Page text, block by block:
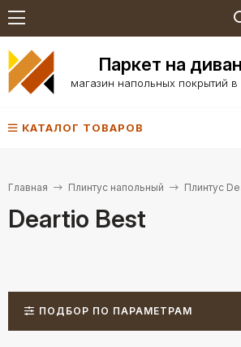
Паркет на
магазин напольных покрытий
КАТАЛОГ ТОВАРОВ
Главная Плинтус напольный Плинтус
Deartio Best
ПОДБОР ПО ПАРАМЕТРАМ